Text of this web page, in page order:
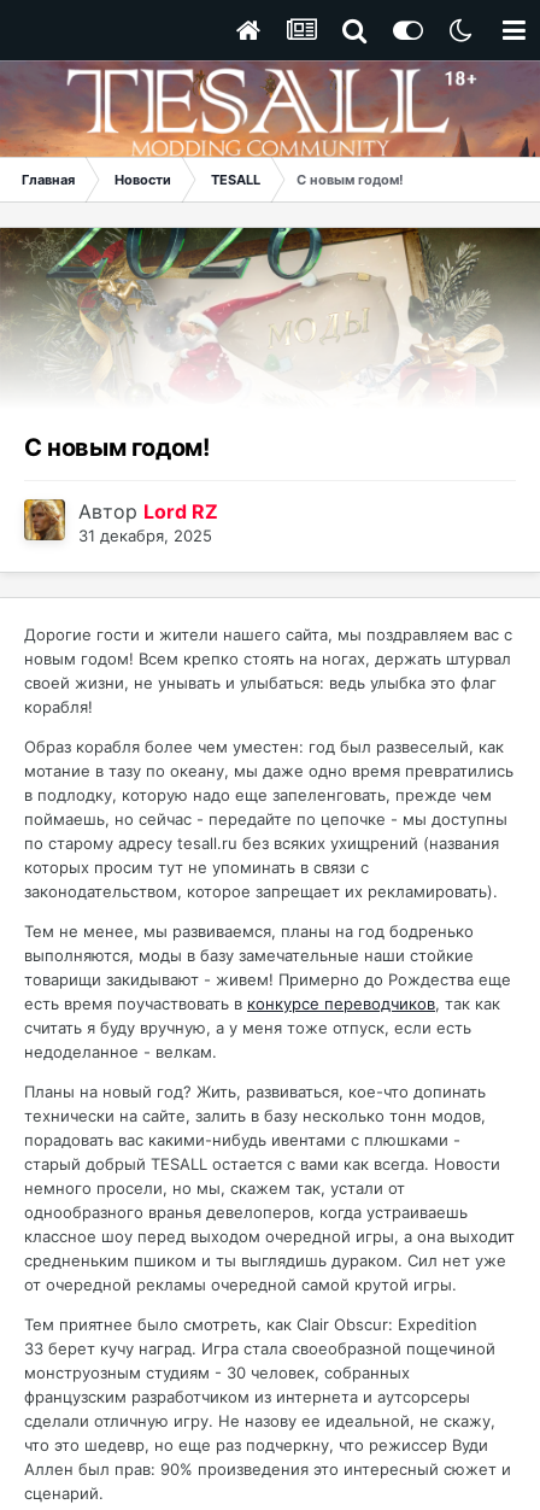
Главная Новости TESALL С новым годом!
С новым годом!
Автор Lord RZ
31 декабря, 2025
Дорогие гости и жители нашего сайта, мы поздравляем вас с
новым годом! Всем крепко стоять на ногах, держать штурвал
своей жизни, не унывать и улыбаться: ведь улыбка это флаг
корабля!
Образ корабля более чем уместен: год был развеселый, как
мотание в тазу по океану, мы даже одно время превратились
в подлодку, которую надо еще запеленговать, прежде чем
поймаешь, но сейчас - передайте по цепочке - мы доступны
по старому адресу tesall.ru без всяких ухищрений (названия
которых просим тут не упоминать в связи с
законодательством, которое запрещает их рекламировать).
Тем не менее, мы развиваемся, планы на год бодренько
выполняются, моды в базу замечательные наши стойкие
товарищи закидывают - живем! Примерно до Рождества еще
есть время поучаствовать в конкурсе переводчиков, так как
считать я буду вручную, а у меня тоже отпуск, если есть
недоделанное - велкам.
Планы на новый год? Жить, развиваться, кое-что допинать
технически на сайте, залить в базу несколько тонн модов,
порадовать вас какими-нибудь ивентами с плюшками -
старый добрый TESALL остается с вами как всегда. Новости
немного просели, но мы, скажем так, устали от
однообразного вранья девелоперов, когда устраиваешь
классное шоу перед выходом очередной игры, а она выходит
средненьким пшиком и ты выглядишь дураком. Сил нет уже
от очередной рекламы очередной самой крутой игры.
Тем приятнее было смотреть, как Clair Obscur: Expedition
33 берет кучу наград. Игра стала своеобразной пощечиной
монструозным студиям - 30 человек, собранных
французским разработчиком из интернета и аутсорсеры
сделали отличную игру. Не назову ее идеальной, не скажу,
что это шедевр, но еще раз подчеркну, что режиссер Вуди
Аллен был прав: 90% произведения это интересный сюжет и
сценарий.